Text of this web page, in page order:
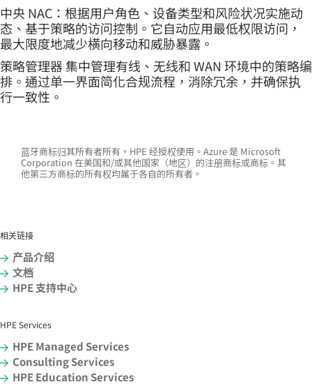
中央 NAC：根据用户角色、设备类型和风险状况实施动
态、基于策略的访问控制。它自动应用最低权限访问，
最大限度地减少横向移动和威胁暴露。
策略管理器 集中管理有线、无线和 WAN 环境中的策略编
排。通过单一界面简化合规流程，消除冗余，并确保执
行一致性。
蓝牙商标归其所有者所有，HPE 经授权使用。Azure 是 Microsoft
Corporation 在美国和/或其他国家（地区）的注册商标或商标。其
他第三方商标的所有权均属于各自的所有者。
相关链接
产品介绍
文档
HPE 支持中心
HPE Services
HPE Managed Services
Consulting Services
HPE Education Services